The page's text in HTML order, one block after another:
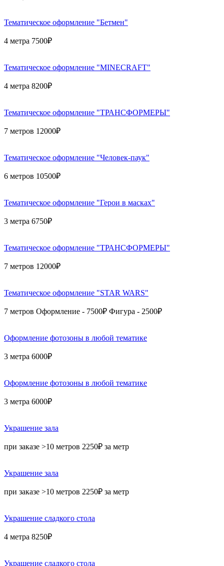
Тематическое оформление "Бетмен"
4 метра 7500₽
Тематическое оформление "MINECRAFT"
4 метра 8200₽
Тематическое оформление "ТРАНСФОРМЕРЫ"
7 метров 12000₽
Тематическое оформление "Человек-паук"
6 метров 10500₽
Тематическое оформление "Герои в масках"
3 метра 6750₽
Тематическое оформление "ТРАНСФОРМЕРЫ"
7 метров 12000₽
Тематическое оформление "STAR WARS"
7 метров Оформление - 7500₽ Фигура - 2500₽
Оформление фотозоны в любой тематике
3 метра 6000₽
Оформление фотозоны в любой тематике
3 метра 6000₽
Украшение зала
при заказе >10 метров 2250₽ за метр
Украшение зала
при заказе >10 метров 2250₽ за метр
Украшение сладкого стола
4 метра 8250₽
Украшение сладкого стола